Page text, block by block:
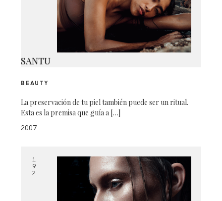
SANTU
BEAUTY
La preservación de tu piel también puede ser un ritual.
Esta es la premisa que guía a […]
2007
1
9
2